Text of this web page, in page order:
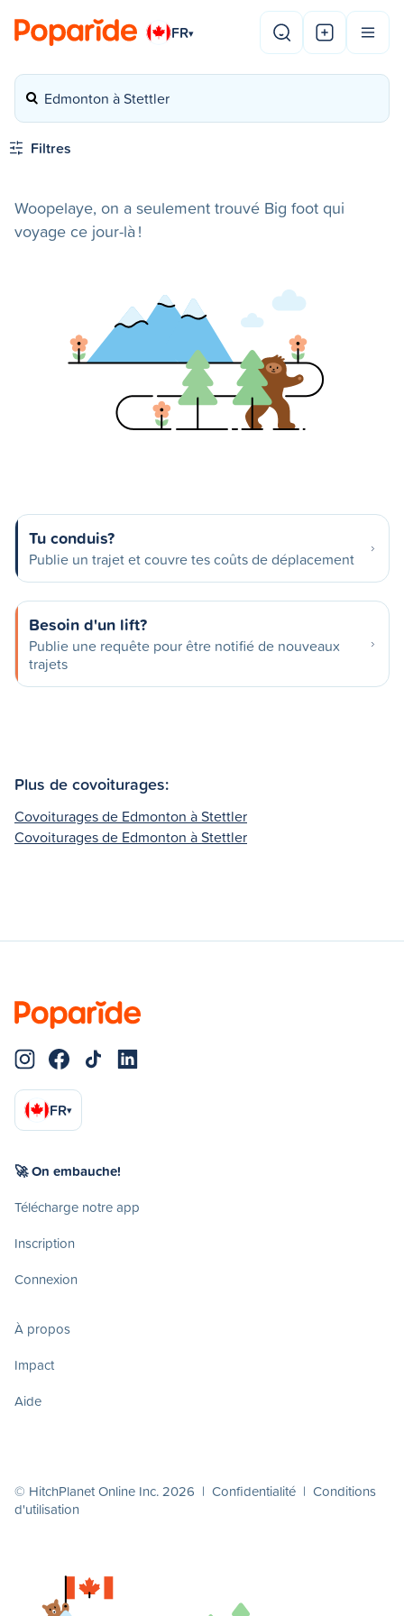
FR▾
Edmonton à Stettler
Filtres
Woopelaye, on a seulement trouvé Big foot qui
voyage ce jour-là !
Tu conduis?
Publie un trajet et couvre tes coûts de déplacement
Besoin d'un lift?
Publie une requête pour être notifié de nouveaux
trajets
Plus de covoiturages:
Covoiturages de Edmonton à Stettler
Covoiturages de Edmonton à Stettler
FR▾
🚀 On embauche!
Télécharge notre app
Inscription
Connexion
À propos
Impact
Aide
© HitchPlanet Online Inc. 2026 | Confidentialité | Conditions
d'utilisation